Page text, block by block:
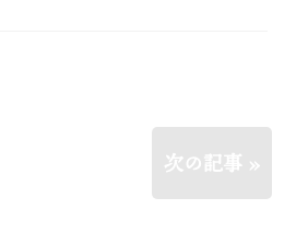
次の記事 »